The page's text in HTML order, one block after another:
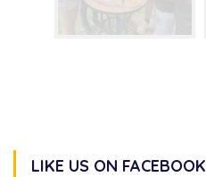
LIKE US ON FACEBOOK